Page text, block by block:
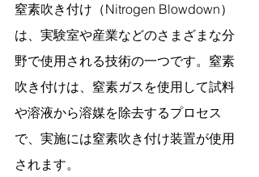
窒素吹き付け（Nitrogen Blowdown）
は、実験室や産業などのさまざまな分
野で使用される技術の一つです。窒素
吹き付けは、窒素ガスを使用して試料
や溶液から溶媒を除去するプロセス
で、実施には窒素吹き付け装置が使用
されます。